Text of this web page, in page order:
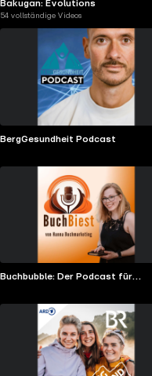
Bakugan: Evolutions
54 vollständige Videos
BergGesundheit Podcast
Buchbubble: Der Podcast für
wollen